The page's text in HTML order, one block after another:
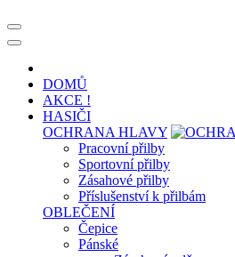
DOMŮ
AKCE !
HASIČI
OCHRANA HLAVY
Pracovní přilby
Sportovní přilby
Zásahové přilby
Příslušenství k přilbám
OBLEČENÍ
Čepice
Pánské